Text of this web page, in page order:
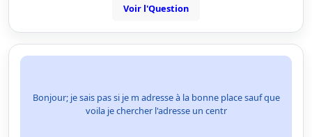
Voir l'Question
Bonjour; je sais pas si je m adresse à la bonne place sauf que
voila je chercher l'adresse un centr